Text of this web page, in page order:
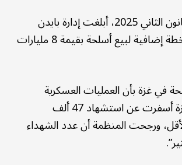
وفي أوائل يناير/كانون الثاني 2025، أبلغت إدارة بايدن
“الكونغرس” عن خطة إضافية لبيع أسلحة بقيمة 8 مليارات
في غزة بأن العمليات العسكرية
الإسرائيلية في غزة أسفرت عن استشهاد 47 ألف
ورجحت المنظمة أن عدد الشهداء